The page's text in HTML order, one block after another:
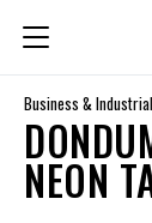
Business & Industrial
NEON